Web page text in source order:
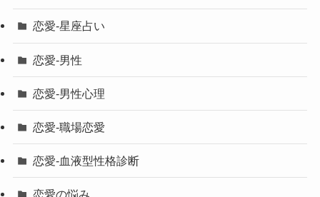
恋愛-星座占い
恋愛-男性
恋愛-男性心理
恋愛-職場恋愛
恋愛-血液型性格診断
恋愛の悩み